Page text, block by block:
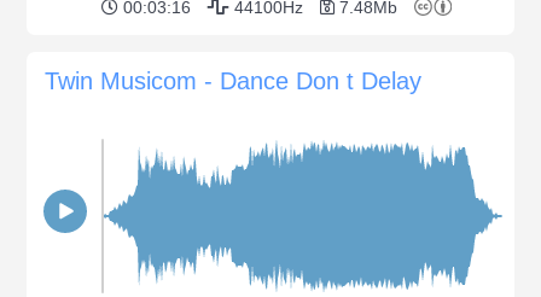
00:03:16 44100Hz 7.48Mb
Twin Musicom - Dance Don t Delay